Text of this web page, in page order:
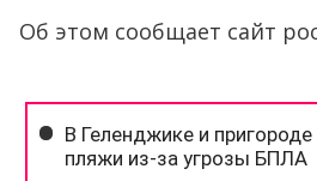
Об этом сообщает сайт